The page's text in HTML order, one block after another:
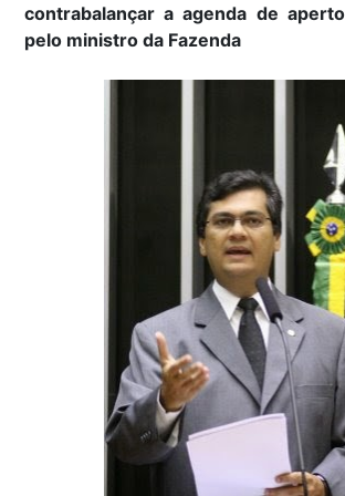
contrabalançar a agenda de
pelo ministro da Fazenda